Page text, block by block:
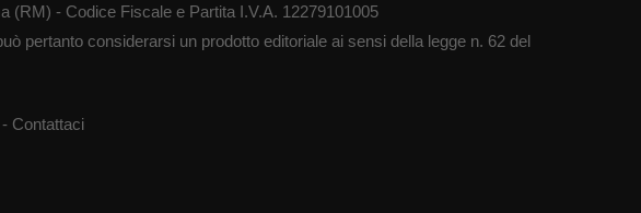
(RM) - Codice Fiscale e Partita I.V.A. 12279101005
pertanto considerarsi un prodotto editoriale ai sensi della legge n. 62 del
Contattaci